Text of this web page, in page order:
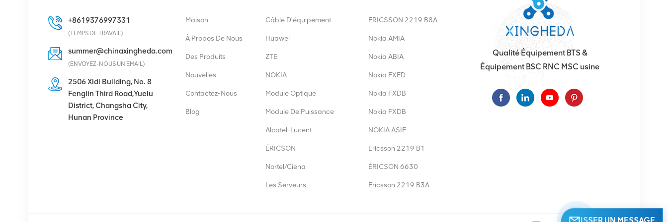
48/2000 HE module
redresseur 48V 2000W
VOIR LES DÉTAILS
Ericsson Radio 4429 B3
communication Eltek
+8619376997331
(TEMPS DE TRAVAIL)
summer@chinaxingheda.com
(ENVOYEZ-NOUS UN EMAIL)
2506 Xidi Building, No. 8
Fenglin Third Road,Yuelu
District, Changsha City,
Hunan Province
Maison
À Propos De Nous
Des Produits
Nouvelles
Contactez-Nous
Blog
Câble D'équipement
Huawei
ZTE
NOKIA
Module Optique
Module De Puissance
Alcatel-Lucent
ÉRICSON
Nortel/Ciena
Les Serveurs
ERICSSON 2219 B8A
Nokia AMIA
Nokia ABIA
Nokia FXED
Nokia FXDB
Nokia FXDB
NOKIA ASIE
Ericsson 2219 B1
ÉRICSON 6630
Ericsson 2219 B3A
Qualité Équipement BTS &
Équipement BSC RNC MSC usine